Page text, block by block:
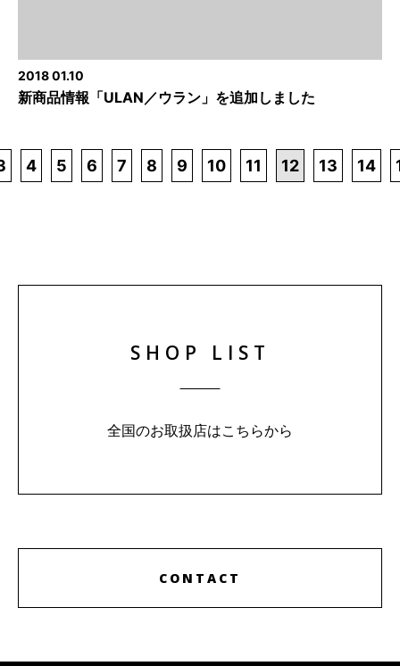
2018 01.10
新商品情報「ULAN／ウラン」を追加しました
4 5 6 7 8 9 10 11 12 13 14
SHOP LIST
全国のお取扱店はこちらから
CONTACT